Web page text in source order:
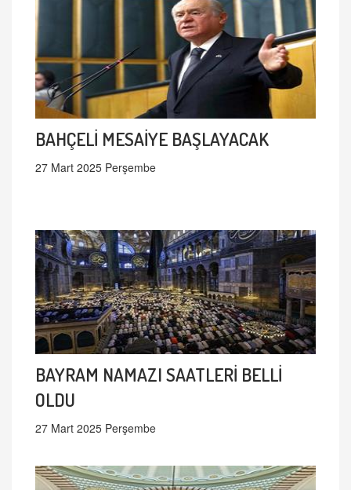
BAHÇELİ MESAİYE BAŞLAYACAK
27 Mart 2025 Perşembe
BAYRAM NAMAZI SAATLERİ BELLİ
OLDU
27 Mart 2025 Perşembe